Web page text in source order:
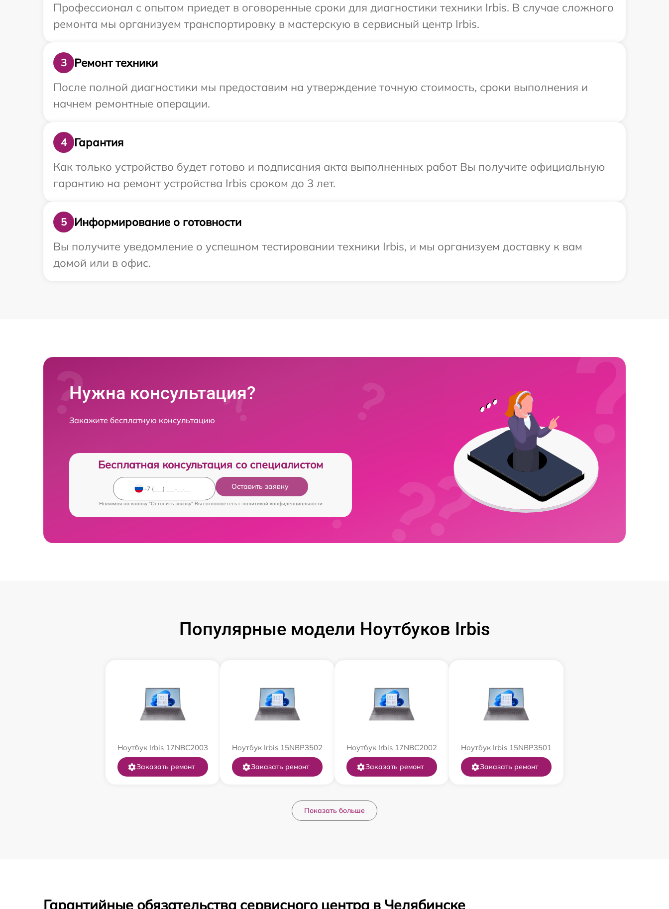
Профессионал с опытом приедет в оговоренные сроки для диагностики техники Irbis. В случае сложного
ремонта мы организуем транспортировку в мастерскую в сервисный центр Irbis.
3
Ремонт техники
После полной диагностики мы предоставим на утверждение точную стоимость, сроки выполнения и
начнем ремонтные операции.
4
Гарантия
Как только устройство будет готово и подписания акта выполненных работ Вы получите официальную
гарантию на ремонт устройства Irbis сроком до 3 лет.
5
Информирование о готовности
Вы получите уведомление о успешном тестировании техники Irbis, и мы организуем доставку к вам
домой или в офис.
Нужна консультация?
Закажите бесплатную консультацию
Бесплатная консультация со специалистом
Оставить заявку
Нажимая на кнопку "Оставить заявку" Вы соглашаетесь c политикой конфиденциальности
Популярные модели Ноутбуков Irbis
Ноутбук Irbis 17NBC2003
Заказать ремонт
Ноутбук Irbis 15NBP3502
Заказать ремонт
Ноутбук Irbis 17NBC2002
Заказать ремонт
Ноутбук Irbis 15NBP3501
Заказать ремонт
Показать больше
Гарантийные обязательства сервисного центра в Челябинске